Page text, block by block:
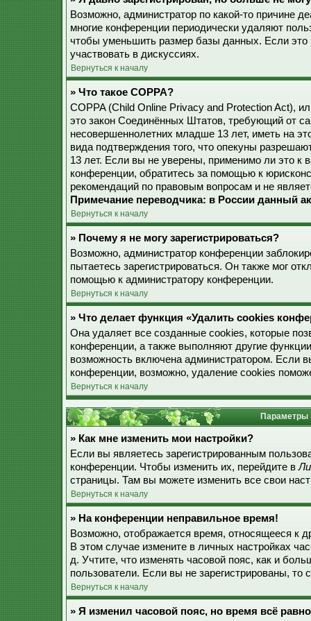
Возможно, администратор по какой-то причине
многие конференции периодически удаляют
чтобы уменьшить размер базы данных. Если это
участвовать в дискуссиях.
Вернуться к началу
» Что такое COPPA?
COPPA (Child Online Privacy and Protection Act),
это закон Соединённых Штатов, требующий от
несовершеннолетних младше 13 лет, иметь на
вида подтверждения того, что опекуны
13 лет. Если вы не уверены, применимо ли это к
конференции, обратитесь за помощью к
рекомендаций по правовым вопросам и не
Примечание переводчика: в России данный
Вернуться к началу
» Почему я не могу зарегистрироваться?
Возможно, администратор конференции
пытаетесь зарегистрироваться. Он также мог
помощью к администратору конференции.
Вернуться к началу
» Что делает функция «Удалить cookies
Она удаляет все созданные cookies, которые
конференции, а также выполняют другие
возможность включена администратором. Если
конференции, возможно, удаление cookies
Вернуться к началу
Параметры
» Как мне изменить мои настройки?
Если вы являетесь зарегистрированным
конференции. Чтобы изменить их, перейдите в
страницы. Там вы можете изменить все свои
Вернуться к началу
» На конференции неправильное время!
Возможно, отображается время, относящееся к
В этом случае измените в личных настройках
д. Учтите, что изменять часовой пояс, как и
пользователи. Если вы не зарегистрированы, то
Вернуться к началу
» Я изменил часовой пояс, но время всё